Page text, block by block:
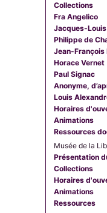
Collections
Fra Angelico
Jacques-
Philippe de
Jean-François
Horace Vernet
Paul Signac
Anonyme,
Louis
Horaires
Animations
Ressources
Musée de la
Présentation
Collections
Horaires
Animations
Ressources